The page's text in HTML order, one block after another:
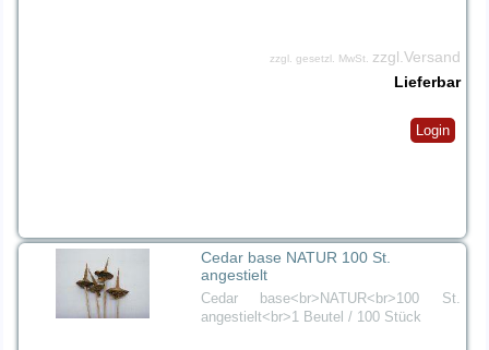
zzgl. gesetzl. MwSt. zzgl.Versand
Lieferbar
Login
Cedar base NATUR 100 St.
angestielt
Cedar base<br>NATUR<br>100 St.
angestielt<br>1 Beutel / 100 Stück